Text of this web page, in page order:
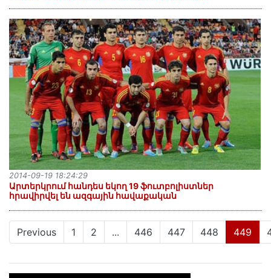
Արտերկրում հանդես եկող 19 ֆուտբոլիստներ
հրավիրվել են ազգային հավաքական
2014-09-19 18:24:29
Previous 1 2 ... 446 447 448 449